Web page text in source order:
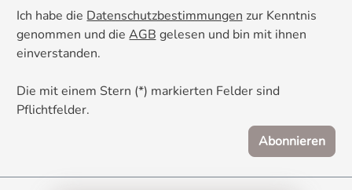
Ich habe die Datenschutzbestimmungen zur Kenntnis
genommen und die AGB gelesen und bin mit ihnen
einverstanden.
Die mit einem Stern (*) markierten Felder sind
Pflichtfelder.
Abonnieren